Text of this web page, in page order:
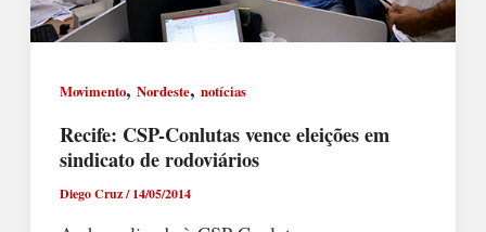
Movimento, Nordeste, notícias
Recife: CSP-Conlutas vence eleições em
sindicato de rodoviários
Diego Cruz/14/05/2014